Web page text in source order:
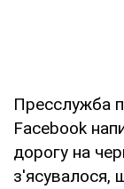
Пресслужба
Facebook
дорогу на
з'ясувалося,